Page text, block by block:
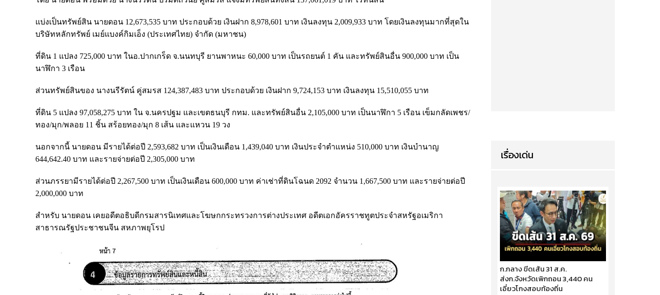
แบ่งเป็นทรัพย์สิน นายดอน 12,673,535 บาท ประกอบด้วย เงินฝาก 8,978,601 บาท เงินลงทุน 2,009,933 บาท โดยเงินลงทุนมากที่สุดใน
บริษัทหลักทรัพย์ เมย์แบงค์กิมเอ็ง (ประเทศไทย) จำกัด (มหาชน)
ที่ดิน 1 แปลง 725,000 บาท ในอ.ปากเกร็ด จ.นนทบุรี ยานพาหนะ 60,000 บาท เป็นรถยนต์ 1 คัน และทรัพย์สินอื่น 900,000 บาท เป็น
นาฬิกา 3 เรือน
ส่วนทรัพย์สินของ นางนรีรัตน์ คู่สมรส 124,387,483 บาท ประกอบด้วย เงินฝาก 9,724,153 บาท เงินลงทุน 15,510,055 บาท
ที่ดิน 5 แปลง 97,058,275 บาท ใน จ.นครปฐม และเขตธนบุรี กทม. และทรัพย์สินอื่น 2,105,000 บาท เป็นนาฬิกา 5 เรือน เข็มกลัดเพชร/
ทอง/มุก/พลอย 11 ชิ้น สร้อยทอง/มุก 8 เส้น และแหวน 19 วง
นอกจากนี้ นายดอน มีรายได้ต่อปี 2,593,682 บาท เป็นเงินเดือน 1,439,040 บาท เงินประจำตำแหน่ง 510,000 บาท เงินบำนาญ
644,642.40 บาท และรายจ่ายต่อปี 2,305,000 บาท
ส่วนภรรยามีรายได้ต่อปี 2,267,500 บาท เป็นเงินเดือน 600,000 บาท ค่าเช่าที่ดินโฉนด 2092 จำนวน 1,667,500 บาท และรายจ่ายต่อปี
2,000,000 บาท
สำหรับ นายดอน เคยอดีตอธิบดีกรมสารนิเทศและโฆษกกระทรวงการต่างประเทศ อดีตเอกอัครราชทูตประจำสหรัฐอเมริกา
สาธารณรัฐประชาชนจีน สหภาพยุโรป
เรื่องเด่น
ก.กลาง ขีดเส้น 31 ส.ค.
ส่งก.จังหวัดเพิกถอน 3,440 คน
เอี่ยวโกงสอบท้องถิ่น